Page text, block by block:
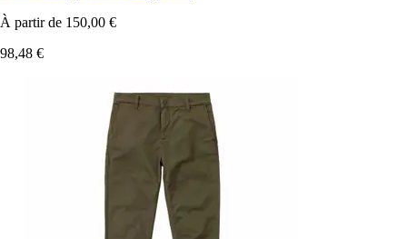
À partir de 150,00 €
98,48 €